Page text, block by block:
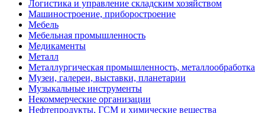
Логистика и управление складским хозяйством
Машиностроение, приборостроение
Мебель
Мебельная промышленность
Медикаменты
Металл
Металлургическая промышленность, металлообработка
Музеи, галереи, выставки, планетарии
Музыкальные инструменты
Некоммерческие организации
Нефтепродукты, ГСМ и химические вещества